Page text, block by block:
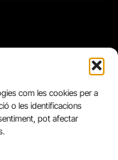
com les cookies per a
o les identificacions
pot afectar